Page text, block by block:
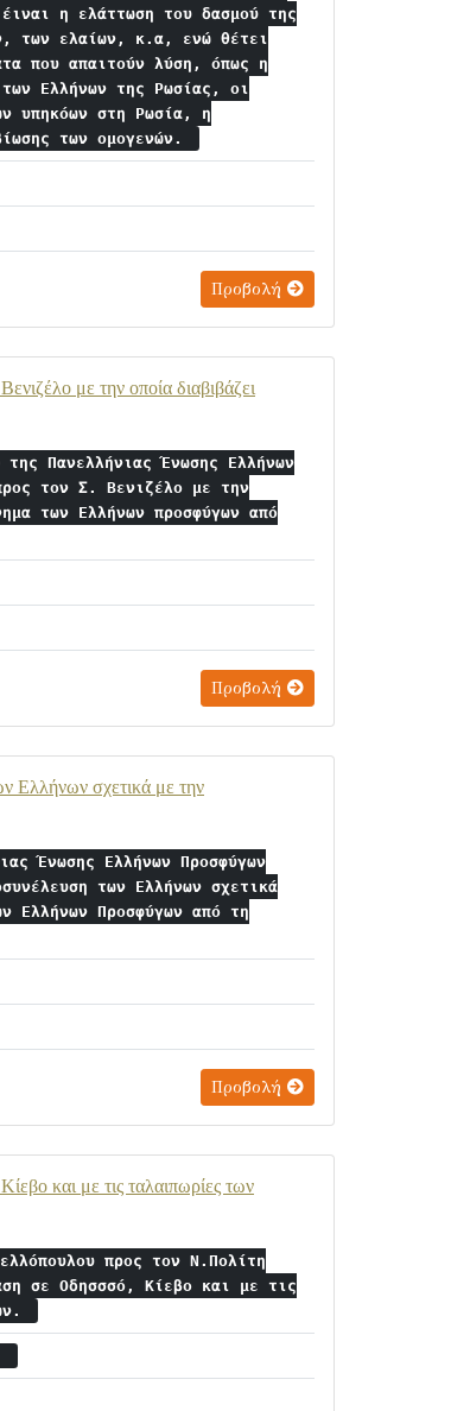
η ελάττωση του δασμού της
των ελαίων, κ.α, ενώ θέτει
που απαιτούν λύση, όπως η
Ελλήνων της Ρωσίας, οι
υπηκόων στη Ρωσία, η
των ομογενών.
Προβολή
με την οποία διαβιβάζει
της Πανελλήνιας Ένωσης Ελλήνων
τον Σ. Βενιζέλο με την
των Ελλήνων προσφύγων από
Προβολή
Ελλήνων σχετικά με την
Ένωσης Ελλήνων Προσφύγων
των Ελλήνων σχετικά
Ελλήνων Προσφύγων από τη
Προβολή
και με τις ταλαιπωρίες των
προς τον Ν.Πολίτη
σε Οδησσσό, Κίεβο και με τις